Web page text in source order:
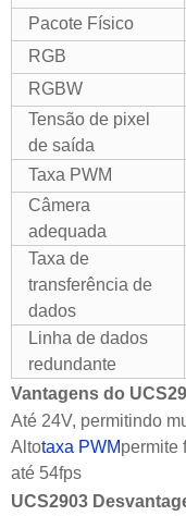
Pacote Físico
RGB
RGBW
Tensão de pixel
de saída
Taxa PWM
Câmera
adequada
Taxa de
transferência de
dados
Linha de dados
redundante
Vantagens do
Até 24V, permitindo
Altotaxa PWMpermite
até 54fps
UCS2903